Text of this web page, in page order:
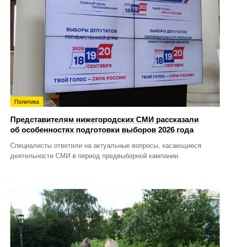
Политика
Представителям нижегородских СМИ рассказали
об особенностях подготовки выборов 2026 года
Специалисты ответили на актуальные вопросы, касающиеся
деятельности СМИ в период предвыборной кампании.